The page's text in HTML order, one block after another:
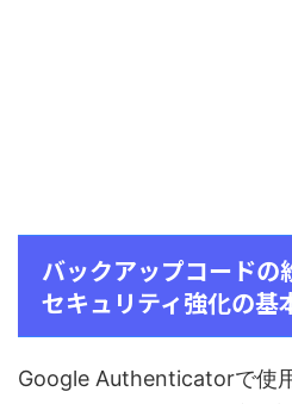
バックアップコードの
セキュリティ強化の基
Google Authenticatorで使